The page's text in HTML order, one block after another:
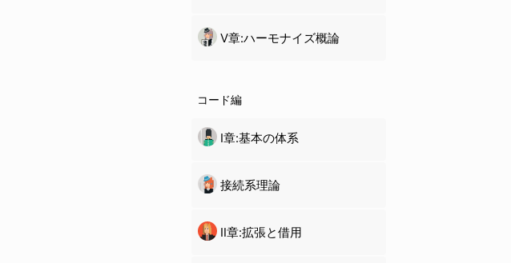
Ⅴ章:ハーモナイズ概論
コード編
Ⅰ章:基本の体系
接続系理論
Ⅱ章:拡張と借用